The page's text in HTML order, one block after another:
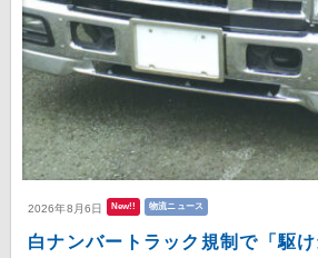
2026年8月6日 New!! 物流ニュース
白ナンバートラック規制で「駆